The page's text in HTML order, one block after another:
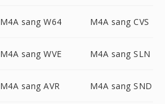
M4A sang W64 M4A sang CVS
M4A sang WVE M4A sang SLN
M4A sang AVR M4A sang SND